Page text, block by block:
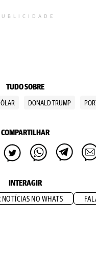
TUDO SOBRE
DONALD TRUMP
COMPARTILHAR
INTERAGIR
NOTÍCIAS NO WHATS